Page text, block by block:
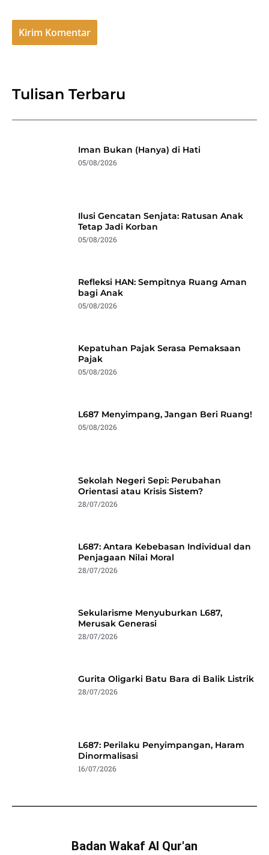
Tulisan Terbaru
Iman Bukan (Hanya) di Hati
05/08/2026
Ilusi Gencatan Senjata: Ratusan Anak
Tetap Jadi Korban
05/08/2026
Refleksi HAN: Sempitnya Ruang Aman
bagi Anak
05/08/2026
Kepatuhan Pajak Serasa Pemaksaan
Pajak
05/08/2026
L687 Menyimpang, Jangan Beri Ruang!
05/08/2026
Sekolah Negeri Sepi: Perubahan
Orientasi atau Krisis Sistem?
28/07/2026
L687: Antara Kebebasan Individual dan
Penjagaan Nilai Moral
28/07/2026
Sekularisme Menyuburkan L687,
Merusak Generasi
28/07/2026
Gurita Oligarki Batu Bara di Balik Listrik
28/07/2026
L687: Perilaku Penyimpangan, Haram
Dinormalisasi
16/07/2026
Badan Wakaf Al Qur'an